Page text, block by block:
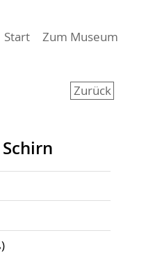
Start(aktiv)
Zum Museum
Zurück